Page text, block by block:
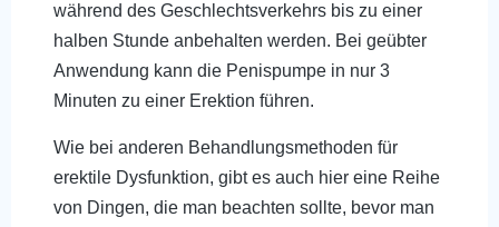
während des Geschlechtsverkehrs bis zu einer
halben Stunde anbehalten werden. Bei geübter
Anwendung kann die Penispumpe in nur 3
Minuten zu einer Erektion führen.
Wie bei anderen Behandlungsmethoden für
erektile Dysfunktion, gibt es auch hier eine Reihe
von Dingen, die man beachten sollte, bevor man